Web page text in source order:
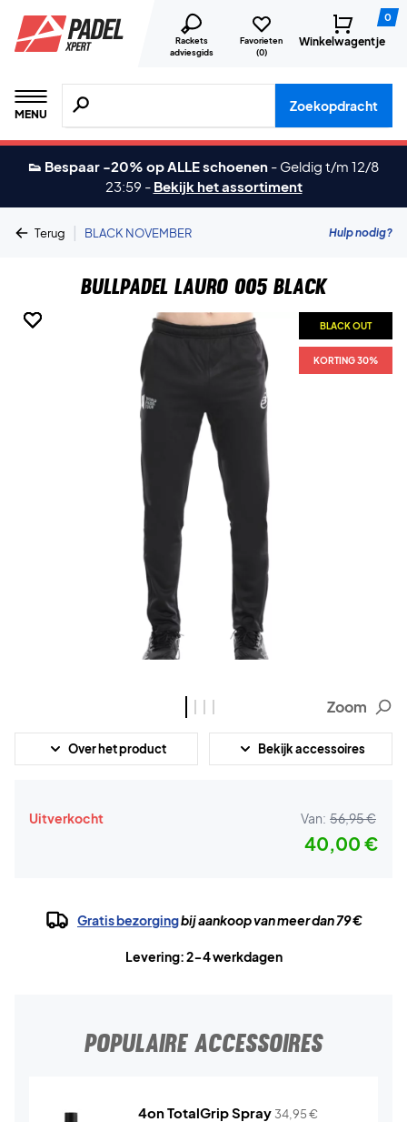
Rackets
adviesgids
Favorieten
(0)
0
Winkelwagentje
MENU
Zoeken naar producten, merken etc.
Zoekopdracht
👟 Bespaar -20% op ALLE schoenen - Geldig t/m 12/8
23:59 - Bekijk het assortiment
Terug | BLACK NOVEMBER Hulp nodig?
Bullpadel Lauro 005 Black
BLACK OUT
KORTING 30%
BLACK OUT
KORTING 30%
BLACK OUT
KORTING 30%
BLACK OUT
KORTING 30%
Zoom
Over het product Bekijk accessoires
Uitverkocht Van: 56,95 €
40,00 €
Gratis bezorgingbij aankoop van meer dan 79 €
Levering: 2-4 werkdagen
POPULAIRE ACCESSOIRES
4on TotalGrip Spray 34,95€